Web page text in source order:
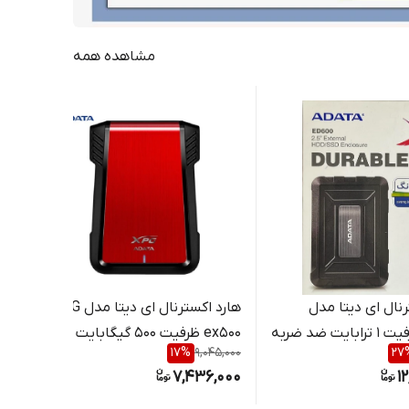
مشاهده همه
هارد اکسترنال ای دیتا مدل
ED600 ظرفیت 1 ترابایت ضد ضربه
27
هارد اکسترنال ای دیتا مدل XPG
ex500 ظرفیت 500 گیگابایت ضد
شوک
9,045,000
17%
7,436,000